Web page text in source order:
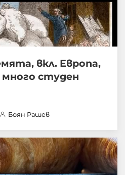
вкл. Европа,
много студен
Боян Рашев